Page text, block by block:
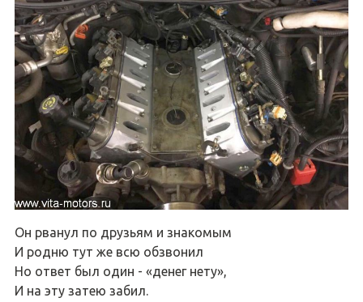
Он рванул по друзьям и знакомым
И родню тут же всю обзвонил
Но ответ был один - «денег нету»,
И на эту затею забил.